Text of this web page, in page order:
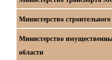
Министерство
Министерство
области